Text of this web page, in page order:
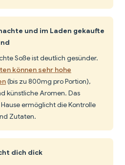
und im Laden gekaufte
Soße ist deutlich gesünder.
können sehr hohe
(bis zu 800mg pro Portion),
künstliche Aromen. Das
ermöglicht die Kontrolle
Zutaten.
dich dick